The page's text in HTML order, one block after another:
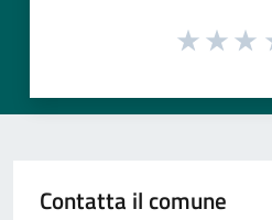
Contatta il comune